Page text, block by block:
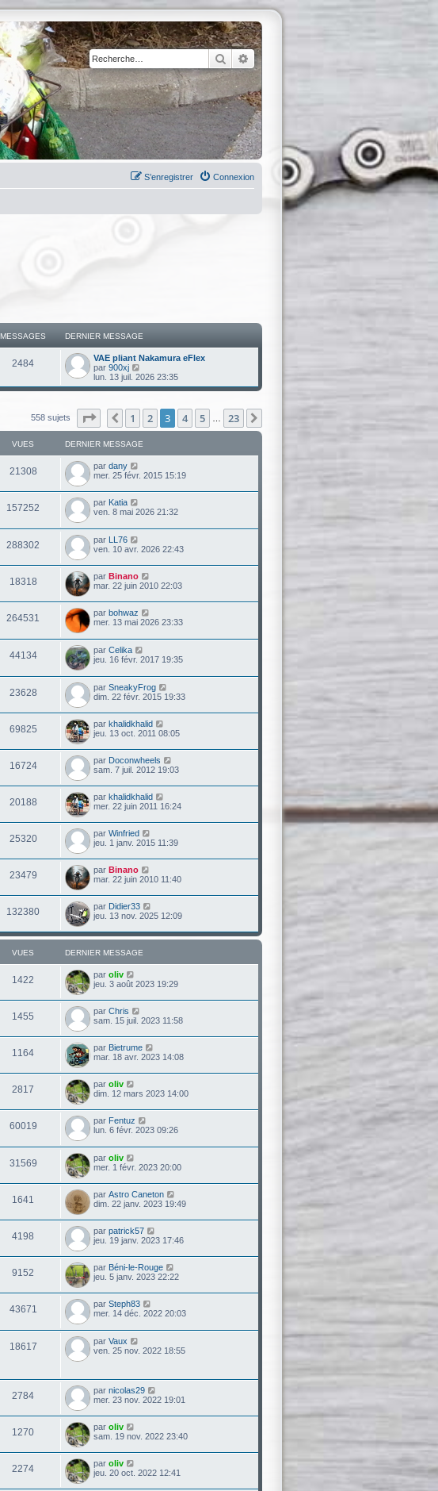
RechercherRecherche avancée
Connexion
S’enregistrer
MESSAGES DERNIER MESSAGE
2484
VAE pliant Nakamura eFlex
par 900xj
o
i
e
r
e
r
m
s
a
e
lun. 13 juil. 2026 23:35
558 sujets Page sur23
Précédente
1 2 3 4 5 23
VUES DERNIER MESSAGE
21308 par dany
mer. 25 févr. 2015 15:19
157252 par Katia
ven. 8 mai 2026 21:32
288302 par LL76
ven. 10 avr. 2026 22:43
18318 par Binano
mar. 22 juin 2010 22:03
264531 par bohwaz
mer. 13 mai 2026 23:33
44134 par Celika
jeu. 16 févr. 2017 19:35
23628 par SneakyFrog
dim. 22 févr. 2015 19:33
69825 par khalidkhalid
jeu. 13 oct. 2011 08:05
16724 par Doconwheels
sam. 7 juil. 2012 19:03
20188 par khalidkhalid
mer. 22 juin 2011 16:24
25320 par Winfried
jeu. 1 janv. 2015 11:39
23479 par Binano
mar. 22 juin 2010 11:40
132380 par Didier33
jeu. 13 nov. 2025 12:09
VUES DERNIER MESSAGE
1422 par oliv
jeu. 3 août 2023 19:29
1455 par Chris
sam. 15 juil. 2023 11:58
1164 par Bietrume
mar. 18 avr. 2023 14:08
2817 par oliv
dim. 12 mars 2023 14:00
60019 par Fentuz
lun. 6 févr. 2023 09:26
31569 par oliv
mer. 1 févr. 2023 20:00
1641 par Astro Caneton
dim. 22 janv. 2023 19:49
4198 par patrick57
jeu. 19 janv. 2023 17:46
9152 par Béni-le-Rouge
jeu. 5 janv. 2023 22:22
43671 par Steph83
mer. 14 déc. 2022 20:03
18617 par Vaux
ven. 25 nov. 2022 18:55
2784 par nicolas29
mer. 23 nov. 2022 19:01
1270 par oliv
sam. 19 nov. 2022 23:40
2274 par oliv
jeu. 20 oct. 2022 12:41